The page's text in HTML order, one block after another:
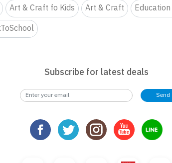
Art & Craft fo Kids Art & Craft
Subscribe for latest deals
Send